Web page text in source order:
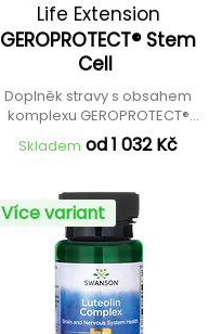
Life Extension
GEROPROTECT® Stem
Cell
Doplněk stravy s obsahem
komplexu GEROPROTECT®
Stem Cell
Skladem od 1 032 Kč
Více variant